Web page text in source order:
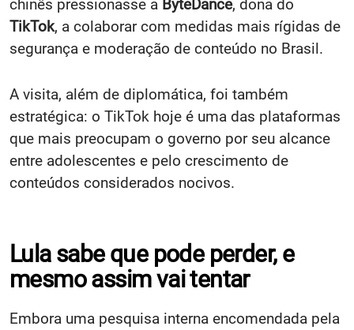
chinês pressionasse a ByteDance, dona do
TikTok, a colaborar com medidas mais rígidas de
segurança e moderação de conteúdo no Brasil.
A visita, além de diplomática, foi também
estratégica: o TikTok hoje é uma das plataformas
que mais preocupam o governo por seu alcance
entre adolescentes e pelo crescimento de
conteúdos considerados nocivos.
Lula sabe que pode perder, e
mesmo assim vai tentar
Embora uma pesquisa interna encomendada pela